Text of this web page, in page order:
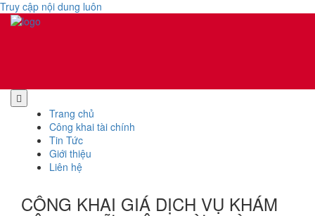
Truy cập nội dung luôn
Trang chủ
Công khai tài chính
Tin Tức
Giới thiệu
Liên hệ
CÔNG KHAI GIÁ DỊCH VỤ KHÁM